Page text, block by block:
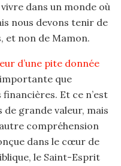
dans un monde où
nous devons tenir de
et non de Mamon.
d’une pite donnée
que
Et ce n’est
grande valeur, mais
compréhension
dans le cœur de
le Saint-Esprit